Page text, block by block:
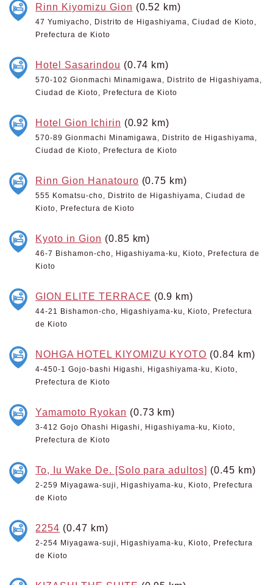
Rinn Kiyomizu Gion (0.52 km)
47 Yumiyacho, Distrito de Higashiyama, Ciudad de Kioto,
Prefectura de Kioto
Hotel Sasarindou (0.74 km)
570-102 Gionmachi Minamigawa, Distrito de Higashiyama,
Ciudad de Kioto, Prefectura de Kioto
Hotel Gion Ichirin (0.92 km)
570-89 Gionmachi Minamigawa, Distrito de Higashiyama,
Ciudad de Kioto, Prefectura de Kioto
Rinn Gion Hanatouro (0.75 km)
555 Komatsu-cho, Distrito de Higashiyama, Ciudad de
Kioto, Prefectura de Kioto
Kyoto in Gion (0.85 km)
46-7 Bishamon-cho, Higashiyama-ku, Kioto, Prefectura de
Kioto
GION ELITE TERRACE (0.9 km)
44-21 Bishamon-cho, Higashiyama-ku, Kioto, Prefectura
de Kioto
NOHGA HOTEL KIYOMIZU KYOTO (0.84 km)
4-450-1 Gojo-bashi Higashi, Higashiyama-ku, Kioto,
Prefectura de Kioto
Yamamoto Ryokan (0.73 km)
3-412 Gojo Ohashi Higashi, Higashiyama-ku, Kioto,
Prefectura de Kioto
To, Iu Wake De. [Solo para adultos] (0.45 km)
2-259 Miyagawa-suji, Higashiyama-ku, Kioto, Prefectura
de Kioto
2254 (0.47 km)
2-254 Miyagawa-suji, Higashiyama-ku, Kioto, Prefectura
de Kioto